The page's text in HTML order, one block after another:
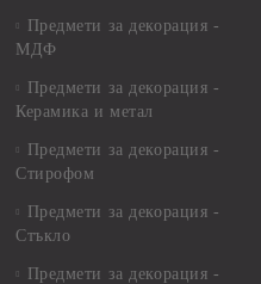
Предмети за декорация -
МДФ
Предмети за декорация -
Керамика и метал
Предмети за декорация -
Стирофом
Предмети за декорация -
Стъкло
Предмети за декорация -